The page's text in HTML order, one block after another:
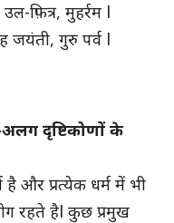
फ़ित्र, मुहर्रम l
जयंती, गुरु पर्व l
दृष्टिकोणों के
है और प्रत्येक धर्म में भी
रहते हैl कुछ प्रमुख